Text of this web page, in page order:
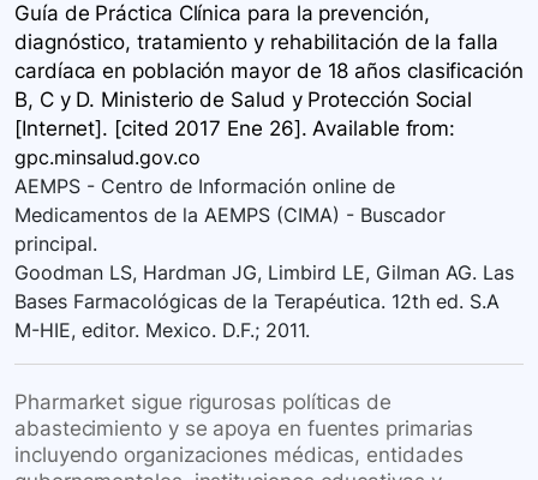
Guía de Práctica Clínica para la prevención,
diagnóstico, tratamiento y rehabilitación de la falla
cardíaca en población mayor de 18 años clasificación
B, C y D. Ministerio de Salud y Protección Social
[Internet]. [cited 2017 Ene 26]. Available from:
gpc.minsalud.gov.co
AEMPS - Centro de Información online de
Medicamentos de la AEMPS (CIMA) - Buscador
principal.
Goodman LS, Hardman JG, Limbird LE, Gilman AG. Las
Bases Farmacológicas de la Terapéutica. 12th ed. S.A
M-HIE, editor. Mexico. D.F.; 2011.
Pharmarket sigue rigurosas políticas de
abastecimiento y se apoya en fuentes primarias
incluyendo organizaciones médicas, entidades